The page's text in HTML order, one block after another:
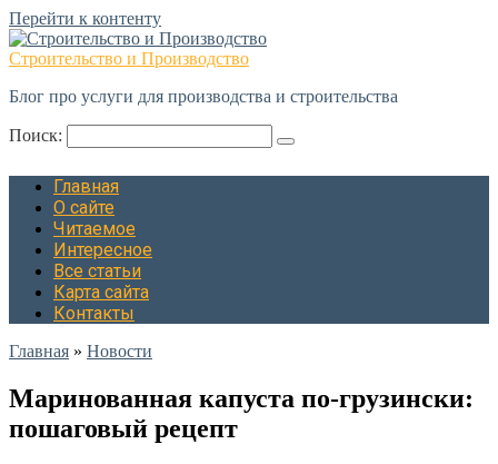
Перейти к контенту
Строительство и Производство
Блог про услуги для производства и строительства
Поиск:
Главная
О сайте
Читаемое
Интересное
Все статьи
Карта сайта
Контакты
Главная » Новости
Маринованная капуста по-грузински:
пошаговый рецепт